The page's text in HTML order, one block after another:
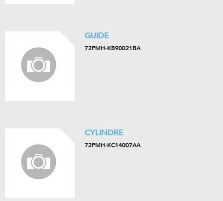
GUIDE
72PMH-KB90021BA
CYLINDRE
72PMH-KC14007AA